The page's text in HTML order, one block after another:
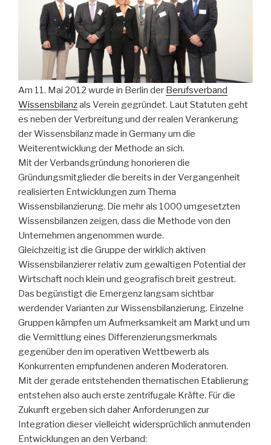
Am 11. Mai 2012 wurde in Berlin der Berufsverband
Wissensbilanzals Verein gegründet. Laut Statuten geht
es neben der Verbreitung und der realen Verankerung
der Wissensbilanz made in Germany um die
Weiterentwicklung der Methode an sich.
Mit der Verbandsgründung honorieren die
Gründungsmitglieder die bereits in der Vergangenheit
realisierten Entwicklungen zum Thema
Wissensbilanzierung. Die mehr als 1000 umgesetzten
Wissensbilanzen zeigen, dass die Methode von den
Unternehmen angenommen wurde.
Gleichzeitig ist die Gruppe der wirklich aktiven
Wissensbilanzierer relativ zum gewaltigen Potential der
Wirtschaft noch klein und geografisch breit gestreut.
Das begünstigt die Emergenz langsam sichtbar
werdender Varianten zur Wissensbilanzierung. Einzelne
Gruppen kämpfen um Aufmerksamkeit am Markt und um
die Vermittlung eines Differenzierungsmerkmals
gegenüber den im operativen Wettbewerb als
Konkurrenten empfundenen anderen Moderatoren.
Mit der gerade entstehenden thematischen Etablierung
entstehen also auch erste zentrifugale Kräfte. Für die
Zukunft ergeben sich daher Anforderungen zur
Integration dieser vielleicht widersprüchlich anmutenden
Entwicklungen an den Verband: